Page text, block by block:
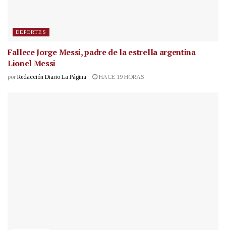
DEPORTES
Fallece Jorge Messi, padre de la estrella argentina
Lionel Messi
por Redacción Diario La Página HACE 19 HORAS